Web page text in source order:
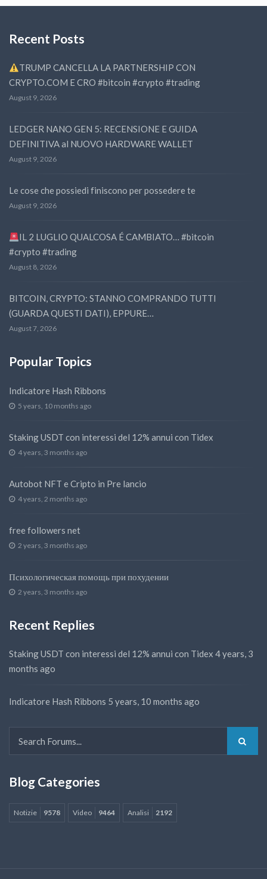
Recent Posts
TRUMP CANCELLA LA PARTNERSHIP CON
CRYPTO.COM E CRO #bitcoin #crypto #trading
August 9, 2026
LEDGER NANO GEN 5: RECENSIONE E GUIDA
DEFINITIVA al NUOVO HARDWARE WALLET
August 9, 2026
Le cose che possiedi finiscono per possedere te
August 9, 2026
IL 2 LUGLIO QUALCOSA É CAMBIATO… #bitcoin
#crypto #trading
August 8, 2026
BITCOIN, CRYPTO: STANNO COMPRANDO TUTTI
(GUARDA QUESTI DATI), EPPURE…
August 7, 2026
Popular Topics
Indicatore Hash Ribbons
5 years, 10 months ago
Staking USDT con interessi del 12% annui con Tidex
4 years, 3 months ago
Autobot NFT e Cripto in Pre lancio
4 years, 2 months ago
free followers net
2 years, 3 months ago
Психологическая помощь при похудении
2 years, 3 months ago
Recent Replies
Staking USDT con interessi del 12% annui con Tidex 4 years, 3
months ago
Indicatore Hash Ribbons 5 years, 10 months ago
Blog Categories
Notizie 9578 Video 9464 Analisi 2192